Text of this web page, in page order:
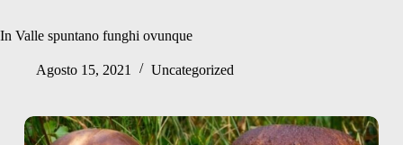
In Valle spuntano funghi ovunque
Agosto 15, 2021 Uncategorized